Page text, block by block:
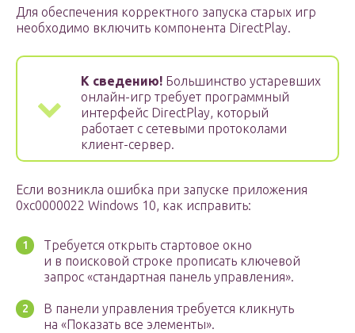
Для обеспечения корректного запуска старых игр
необходимо включить компонента DirectPlay.
К сведению! Большинство устаревших
онлайн-игр требует программный
интерфейс DirectPlay, который
работает с сетевыми протоколами
клиент-сервер.
Если возникла ошибка при запуске приложения
0xc0000022 Windows 10, как исправить:
Требуется открыть стартовое окно
и в поисковой строке прописать ключевой
запрос «стандартная панель управления».
В панели управления требуется кликнуть
на «Показать все элементы».